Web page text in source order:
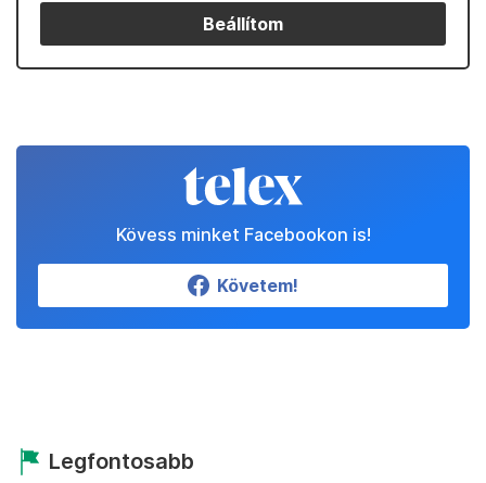
Beállítom
Kövess minket Facebookon is!
Követem!
Legfontosabb